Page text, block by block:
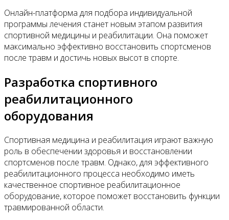
Онлайн-платформа для подбора индивидуальной
программы лечения станет новым этапом развития
спортивной медицины и реабилитации. Она поможет
максимально эффективно восстановить спортсменов
после травм и достичь новых высот в спорте.
Разработка спортивного
реабилитационного
оборудования
Спортивная медицина и реабилитация играют важную
роль в обеспечении здоровья и восстановлении
спортсменов после травм. Однако, для эффективного
реабилитационного процесса необходимо иметь
качественное спортивное реабилитационное
оборудование, которое поможет восстановить функции
травмированной области.